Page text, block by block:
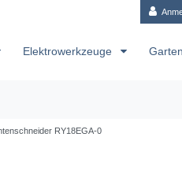
Elektrowerkzeuge
RY18EGA-0